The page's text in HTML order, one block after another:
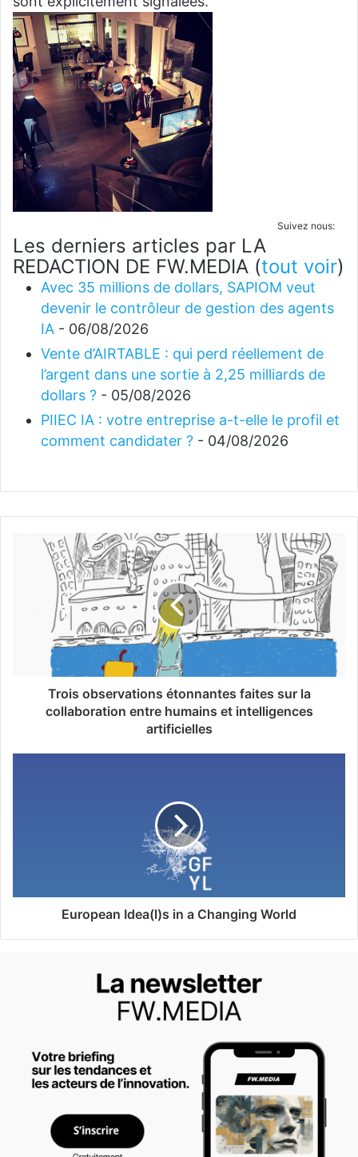
Suivez nous:
Les derniers articles par LA
REDACTION DE FW.MEDIA (tout voir)
Avec 35 millions de dollars, SAPIOM veut
devenir le contrôleur de gestion des agents
IA - 06/08/2026
Vente d’AIRTABLE : qui perd réellement de
l’argent dans une sortie à 2,25 milliards de
dollars ? - 05/08/2026
PIIEC IA : votre entreprise a-t-elle le profil et
comment candidater ? - 04/08/2026
Trois observations étonnantes faites sur la
collaboration entre humains et intelligences
artificielles
European Idea(l)s in a Changing World